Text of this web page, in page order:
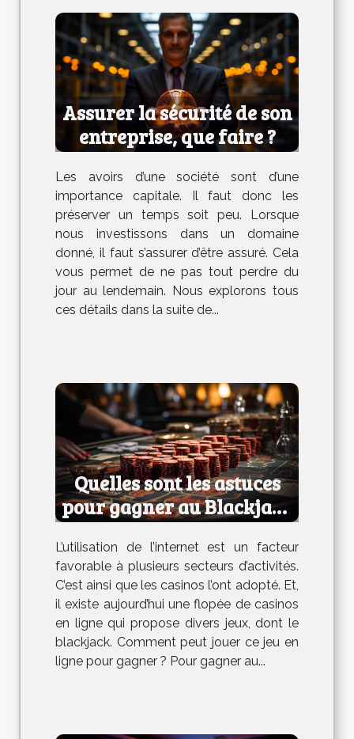
Assurer la sécurité de son
entreprise, que faire ?
Les avoirs d’une société sont d’une
importance capitale. Il faut donc les
préserver un temps soit peu. Lorsque
nous investissons dans un domaine
donné, il faut s’assurer d’être assuré. Cela
vous permet de ne pas tout perdre du
jour au lendemain. Nous explorons tous
ces détails dans la suite de...
Quelles sont les astuces
pour gagner au Blackjack
en ligne ?
L’utilisation de l’internet est un facteur
favorable à plusieurs secteurs d’activités.
C’est ainsi que les casinos l’ont adopté. Et,
il existe aujourd’hui une flopée de casinos
en ligne qui propose divers jeux, dont le
blackjack. Comment peut jouer ce jeu en
ligne pour gagner ? Pour gagner au...